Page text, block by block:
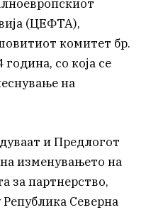
(ЦЕФТА),
комитет бр.
со која се
на
и Предлогот
изменувањето на
за партнерство,
Република Северна